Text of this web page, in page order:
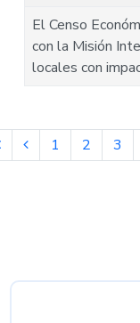
El Censo
con la Misión
locales con
1 2 3